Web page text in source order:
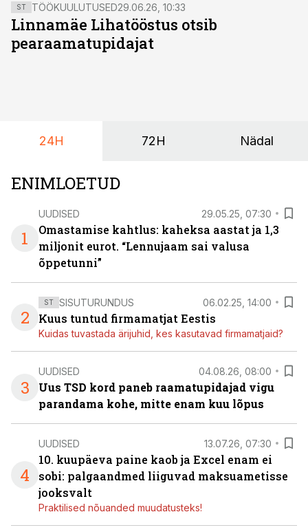
ST TÖÖKUULUTUSED29.06.26, 10:33
Linnamäe Lihatööstus otsib
pearaamatupidajat
24H 72H Nädal
ENIMLOETUD
1
UUDISED 29.05.25, 07:30
Omastamise kahtlus: kaheksa aastat ja 1,3
miljonit eurot. “Lennujaam sai valusa
õppetunni”
2
ST SISUTURUNDUS 06.02.25, 14:00
Kuus tuntud firmamatjat Eestis
Kuidas tuvastada ärijuhid, kes kasutavad firmamatjaid?
3
UUDISED 04.08.26, 08:00
Uus TSD kord paneb raamatupidajad vigu
parandama kohe, mitte enam kuu lõpus
4
UUDISED 13.07.26, 07:30
10. kuupäeva paine kaob ja Excel enam ei
sobi: palgaandmed liiguvad maksuametisse
jooksvalt
Praktilised nõuanded muudatusteks!